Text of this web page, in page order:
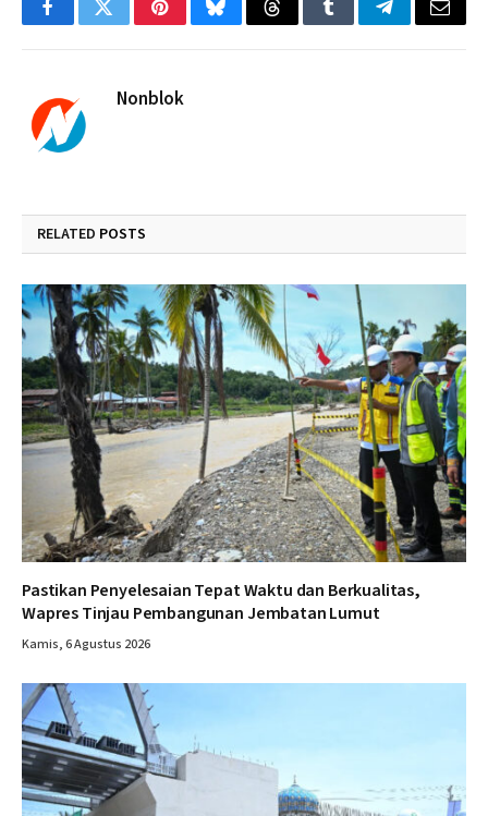
FacebookTwitterPinterestBlueskyThreadsTumblrTelegramEmail
Nonblok
RELATED POSTS
Pastikan Penyelesaian Tepat Waktu dan Berkualitas,
Wapres Tinjau Pembangunan Jembatan Lumut
Kamis, 6 Agustus 2026